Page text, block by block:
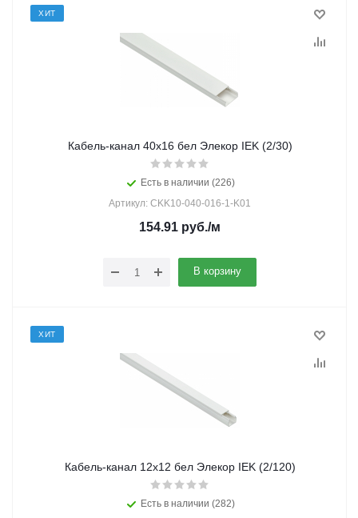
ХИТ
Кабель-канал 40х16 бел Элекор IEK (2/30)
Есть в наличии (226)
Артикул: CKK10-040-016-1-K01
154.91 руб./м
В корзину
ХИТ
Кабель-канал 12х12 бел Элекор IEK (2/120)
Есть в наличии (282)